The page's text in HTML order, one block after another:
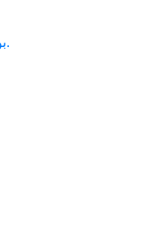
وضع النحت البارز الجديد يحوّل الصورة إلى لوحة بارزة جاهزة للطباعة ثلاثية الأبعاد أو النقش CNC: بورتريهات، لوحات جدارية، لوحات تذكارية.